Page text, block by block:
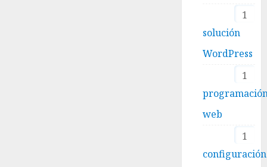
1
solución
WordPress
1
web
1
configuración